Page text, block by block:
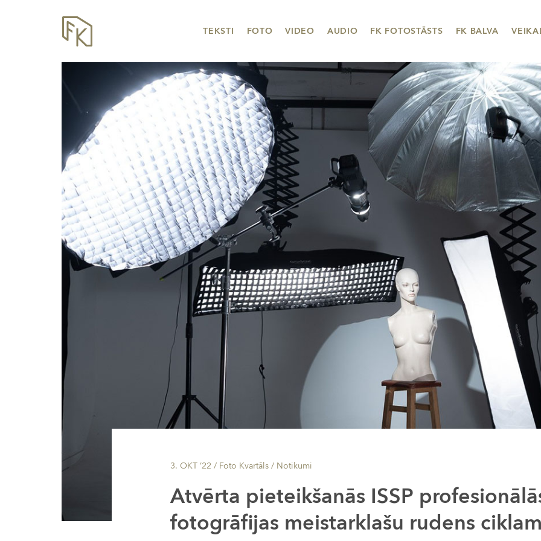
TEKSTI FOTO VIDEO AUDIO FK FOTOSTĀSTS FK BALVA
3. OKT ’22 / Foto Kvartāls / Notikumi
Atvērta pieteikšanās ISSP
fotogrāfijas meistarklašu rudens